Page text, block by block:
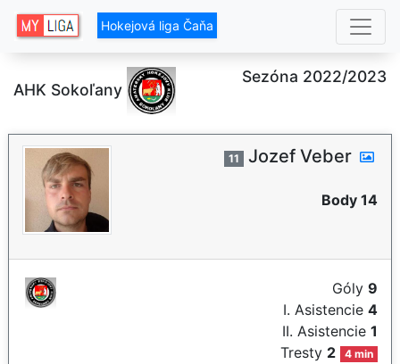
Hokejová liga Čaňa
AHK Sokoľany
Sezóna 2022/2023
11 Jozef Veber
Body 14
Góly 9
I. Asistencie 4
II. Asistencie 1
Tresty 2 4 min